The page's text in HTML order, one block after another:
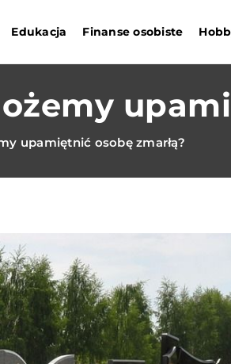
Edukacja Finanse osobiste
upamiętnić osobę zmarłą?